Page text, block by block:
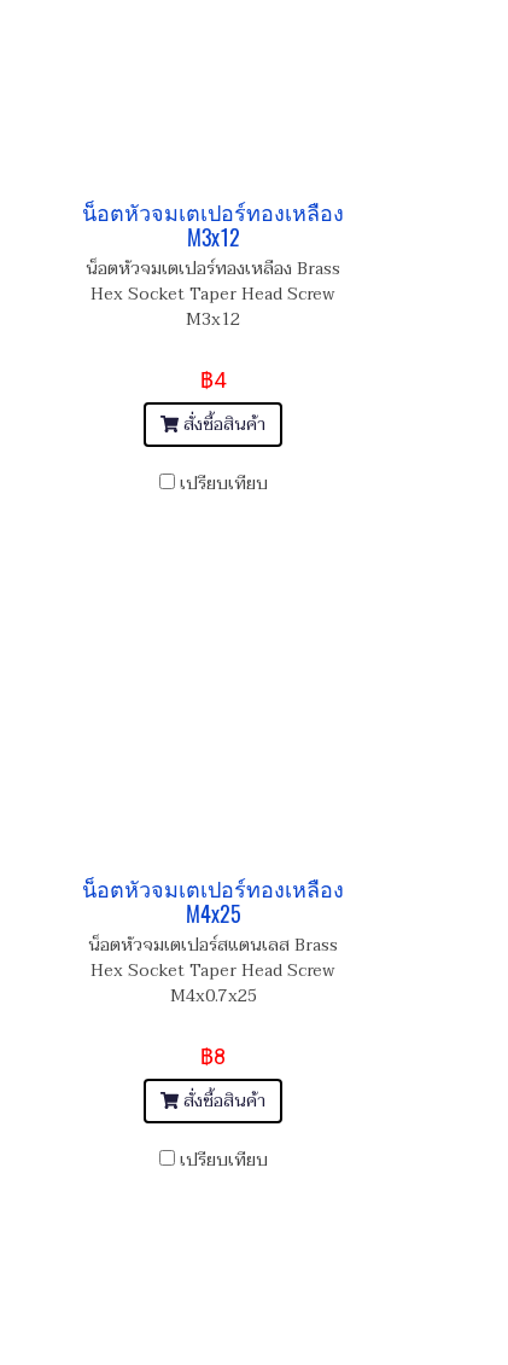
น็อตหัวจมเตเปอร์ทองเหลือง
M3x12
น็อตหัวจมเตเปอร์ทองเหลือง Brass
Hex Socket Taper Head Screw
M3x12
฿4
สั่งซื้อสินค้า
เปรียบเทียบ
น็อตหัวจมเตเปอร์ทองเหลือง
M4x25
น็อตหัวจมเตเปอร์สแตนเลส Brass
Hex Socket Taper Head Screw
M4x0.7x25
฿8
สั่งซื้อสินค้า
เปรียบเทียบ